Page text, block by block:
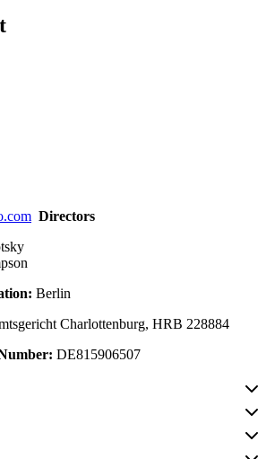
Design Workshops
financieros
de la vida y farmacéutica
de productos
y operaciones de producto
estratégica
Directors
Berlin
Charlottenburg, HRB 228884
DE815906507